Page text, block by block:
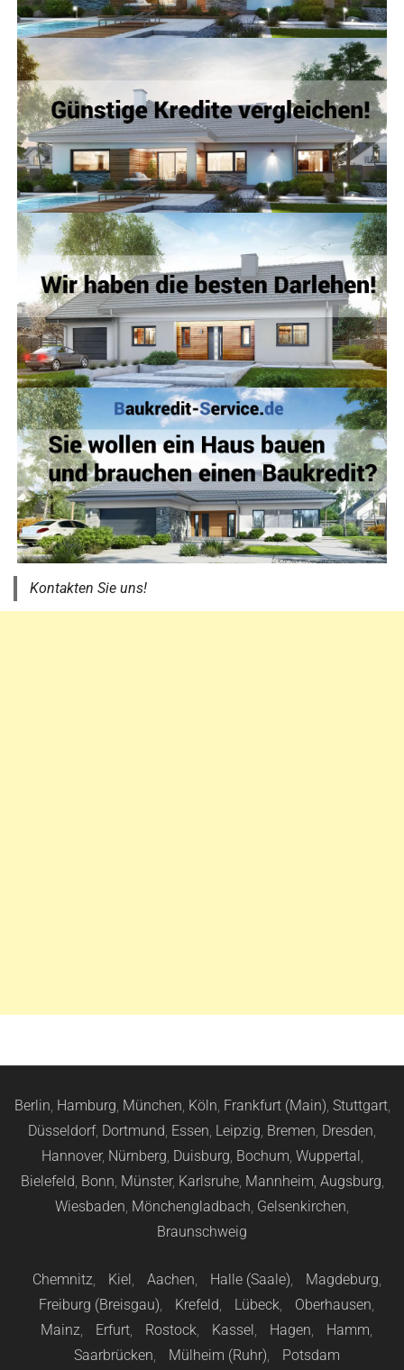
Kontakten Sie uns!
Berlin, Hamburg, München, Köln, Frankfurt (Main), Stuttgart,
Düsseldorf, Dortmund, Essen, Leipzig, Bremen, Dresden,
Hannover, Nürnberg, Duisburg, Bochum, Wuppertal,
Bielefeld, Bonn, Münster, Karlsruhe, Mannheim, Augsburg,
Wiesbaden, Mönchengladbach, Gelsenkirchen,
Braunschweig
Chemnitz, Kiel, Aachen, Halle (Saale), Magdeburg,
Freiburg (Breisgau), Krefeld, Lübeck, Oberhausen,
Mainz, Erfurt, Rostock, Kassel, Hagen, Hamm,
Saarbrücken, Mülheim (Ruhr), Potsdam